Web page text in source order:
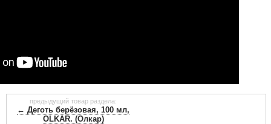
предыдущий товар раздела:
← Деготь берёзовая, 100 мл,
OLKAR. (Олкар)